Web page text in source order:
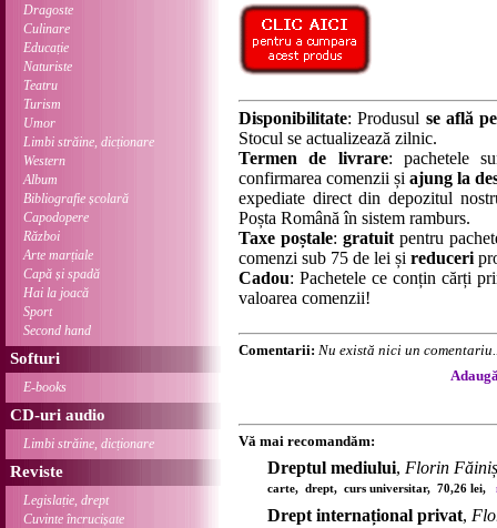
Dragoste
Culinare
Educație
Naturiste
Teatru
Turism
Umor
Limbi străine, dicționare
Western
Album
Bibliografie școlară
Capodopere
Război
Arte marțiale
Capă și spadă
Hai la joacă
Sport
Second hand
Softuri
E-books
CD-uri audio
Limbi străine, dicționare
Reviste
Legislație, drept
Cuvinte încrucișate
Disponibilitate: Produsul se află
Stocul se actualizează zilnic.
Termen de livrare: pachetele
confirmarea comenzii șiajung la
expediate direct din depozitul
Poșta Română în sistem ramburs.
Taxe poștale: gratuitpentru
comenzi sub 75 de lei și reduceri
Cadou: Pachetele ce conțin cărți
valoarea comenzii!
Comentarii: Nu există nici un
Vă mai recomandăm:
Dreptul mediului, Florin
carte, drept, curs universitar, 70,26 lei,
Drept internațional privat,